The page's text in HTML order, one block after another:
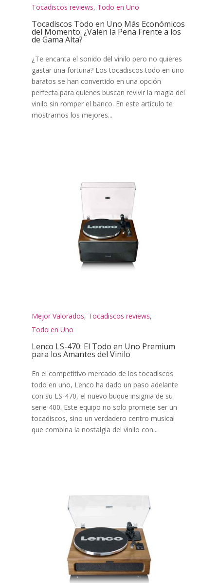
Tocadiscos reviews, Todo en Uno
Tocadiscos Todo en Uno Más Económicos
del Momento: ¿Valen la Pena Frente a los
de Gama Alta?
¿Te encanta el sonido del vinilo pero no quieres
gastar una fortuna? Los tocadiscos todo en uno
baratos se han convertido en una opción
perfecta para quienes buscan revivir la magia del
vinilo sin romper el banco. En este artículo te
mostramos los mejores...
Mejor Valorados, Tocadiscos reviews,
Todo en Uno
Lenco LS-470: El Todo en Uno Premium
para los Amantes del Vinilo
En el competitivo mercado de los tocadiscos
todo en uno, Lenco ha dado un paso adelante
con su LS-470, el nuevo buque insignia de su
serie 400. Este equipo no solo promete ser un
tocadiscos, sino un verdadero centro musical
que combina la nostalgia del vinilo con...